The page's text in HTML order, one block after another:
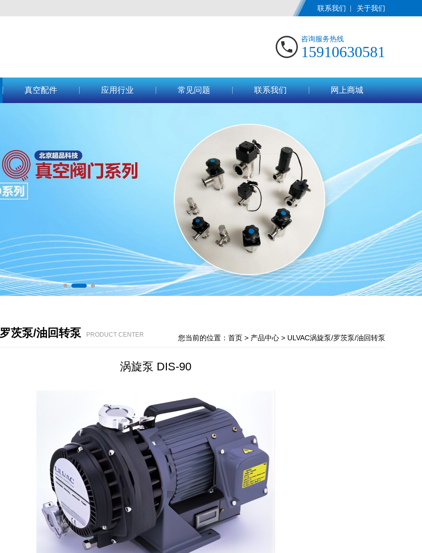
联系我们 关于我们
咨询服务热线
15910630581
真空配件 应用行业 常见问题 联系我们 网上商城
茨泵/油回转泵 PRODUCT CENTER 您当前的位置： 首页 > 产品中心 > ULVAC涡旋泵/罗茨泵/油回转泵
涡旋泵 DIS-90